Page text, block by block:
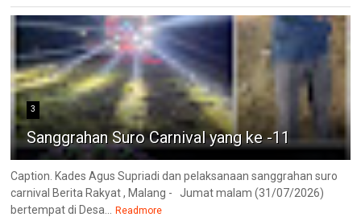
3
Sanggrahan Suro Carnival yang ke -11
Caption. Kades Agus Supriadi dan pelaksanaan sanggrahan suro
carnival Berita Rakyat , Malang - Jumat malam (31/07/2026)
bertempat di Desa...
Readmore